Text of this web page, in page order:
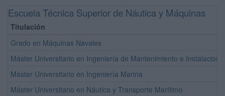
Escuela Técnica Superior de Náutica y Máquinas
Titulación
Grado en Máquinas Navales
Máster Universitario en Ingeniería de Mantenimiento e
Máster Universitario en Ingeniería Marina
Máster Universitario en Náutica y Transporte Marítimo